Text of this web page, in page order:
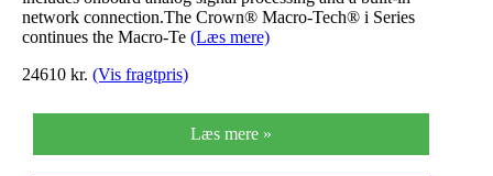
1.250 Watt 8
network connection.The Crown® Macro-Tech® i Series
continues the Macro-Te (Læs mere)
24610 kr. (Vis fragtpris)
Læs mere »